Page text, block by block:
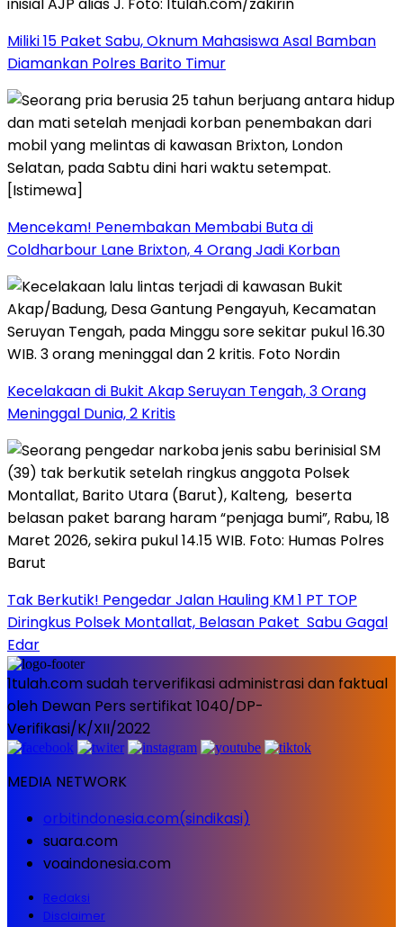
Miliki 15 Paket Sabu, Oknum Mahasiswa Asal Bamban
Diamankan Polres Barito Timur
Mencekam! Penembakan Membabi Buta di
Coldharbour Lane Brixton, 4 Orang Jadi Korban
Kecelakaan di Bukit Akap Seruyan Tengah, 3 Orang
Meninggal Dunia, 2 Kritis
Tak Berkutik! Pengedar Jalan Hauling KM 1 PT TOP
Diringkus Polsek Montallat, Belasan Paket Sabu Gagal
Edar
1tulah.com sudah terverifikasi administrasi dan faktual
oleh Dewan Pers sertifikat 1040/DP-
Verifikasi/K/XII/2022
MEDIA NETWORK
orbitindonesia.com(sindikasi)
suara.com
voaindonesia.com
Redaksi
Disclaimer